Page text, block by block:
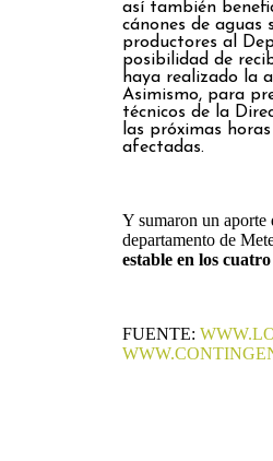
así también
cánones de aguas
productores al
posibilidad de
haya realizado la
Asimismo, para
técnicos de la
las próximas
afectadas.
Y sumaron un
departamento de
estable en los
FUENTE: